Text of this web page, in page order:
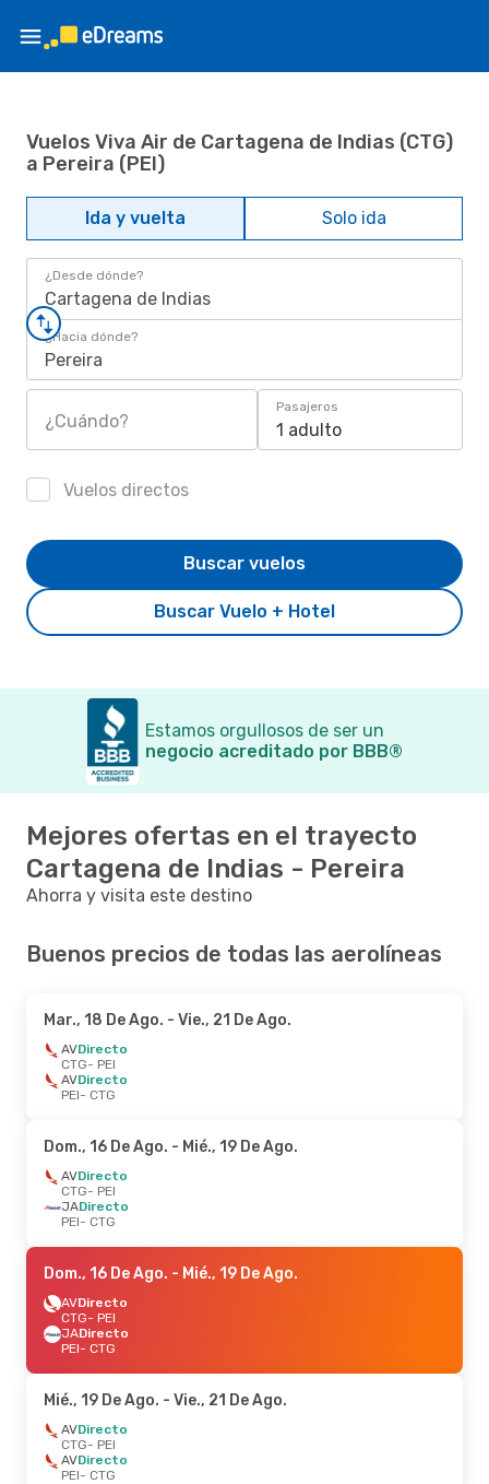
Vuelos Viva Air de Cartagena de Indias (CTG)
a Pereira (PEI)
Ida y vuelta Solo ida
¿Desde dónde?
Cartagena de Indias
¿Hacia dónde?
Pereira
¿Cuándo?
Pasajeros
1 adulto
Vuelos directos
Buscar Vuelo + Hotel
Buscar vuelos
Estamos orgullosos de ser un
negocio acreditado por BBB®
Mejores ofertas en el trayecto
Cartagena de Indias - Pereira
Ahorra y visita este destino
Buenos precios de todas las aerolíneas
Mar., 18 De Ago. - Vie., 21 De Ago.
AVDirecto
CTG- PEI
AVDirecto
PEI- CTG
Dom., 16 De Ago. - Mié., 19 De Ago.
AVDirecto
CTG- PEI
JADirecto
PEI- CTG
Dom., 16 De Ago. - Mié., 19 De Ago.
AVDirecto
CTG- PEI
JADirecto
PEI- CTG
Mié., 19 De Ago. - Vie., 21 De Ago.
AVDirecto
CTG- PEI
AVDirecto
PEI- CTG